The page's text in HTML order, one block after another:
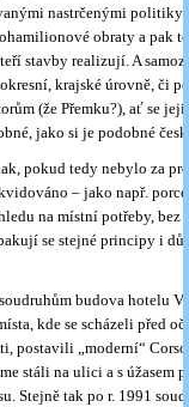
nastrčenými politiky
obraty a pak
stavby realizují. A
krajské úrovně, či
(že Přemku?), ať se
jako si je podobné
pokud tedy nebylo za
– jako např.
na místní potřeby, bez
se stejné principy i
budova hotelu
kde se scházeli před
postavili „moderní“
stáli na ulici a s úžasem
Stejně tak po r. 1991